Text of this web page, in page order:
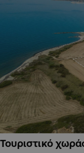
Τουριστικό